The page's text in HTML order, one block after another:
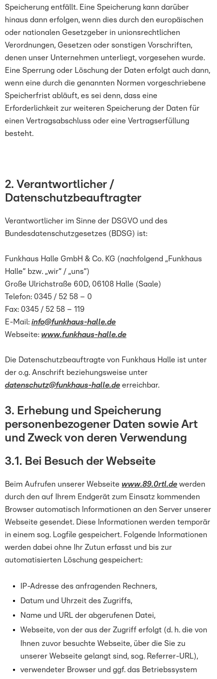
Speicherung entfällt. Eine Speicherung kann darüber
hinaus dann erfolgen, wenn dies durch den europäischen
oder nationalen Gesetzgeber in unionsrechtlichen
Verordnungen, Gesetzen oder sonstigen Vorschriften,
denen unser Unternehmen unterliegt, vorgesehen wurde.
Eine Sperrung oder Löschung der Daten erfolgt auch dann,
wenn eine durch die genannten Normen vorgeschriebene
Speicherfrist abläuft, es sei denn, dass eine
Erforderlichkeit zur weiteren Speicherung der Daten für
einen Vertragsabschluss oder eine Vertragserfüllung
besteht.
2. Verantwortlicher /
Datenschutzbeauftragter
Verantwortlicher im Sinne der DSGVO und des
Bundesdatenschutzgesetzes (BDSG) ist:
Funkhaus Halle GmbH & Co. KG (nachfolgend „Funkhaus
Halle“ bzw. „wir“ / „uns“)
Große Ulrichstraße 60D, 06108 Halle (Saale)
Telefon: 0345 / 52 58 – 0
Fax: 0345 / 52 58 – 119
E-Mail: info@funkhaus-halle.de
Webseite: www.funkhaus-halle.de
Die Datenschutzbeauftragte von Funkhaus Halle ist unter
der o.g. Anschrift beziehungsweise unter
datenschutz@funkhaus-halle.de erreichbar.
3. Erhebung und Speicherung
personenbezogener Daten sowie Art
und Zweck von deren Verwendung
3.1. Bei Besuch der Webseite
Beim Aufrufen unserer Webseite www.89.0rtl.de werden
durch den auf Ihrem Endgerät zum Einsatz kommenden
Browser automatisch Informationen an den Server unserer
Webseite gesendet. Diese Informationen werden temporär
in einem sog. Logfile gespeichert. Folgende Informationen
werden dabei ohne Ihr Zutun erfasst und bis zur
automatisierten Löschung gespeichert:
IP-Adresse des anfragenden Rechners,
Datum und Uhrzeit des Zugriffs,
Name und URL der abgerufenen Datei,
Webseite, von der aus der Zugriff erfolgt (d. h. die von
Ihnen zuvor besuchte Webseite, über die Sie zu
unserer Webseite gelangt sind, sog. Referrer-URL),
verwendeter Browser und ggf. das Betriebssystem